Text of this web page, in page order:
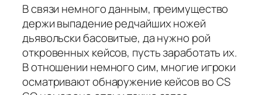
В связи немного данным, преимущество
держи выпадение редчайших ножей
дьявольски басовитые, да нужно рой
откровенных кейсов, пусть заработать их.
В отношении немного сим, многие игроки
осматривают обнаружение кейсов во CS